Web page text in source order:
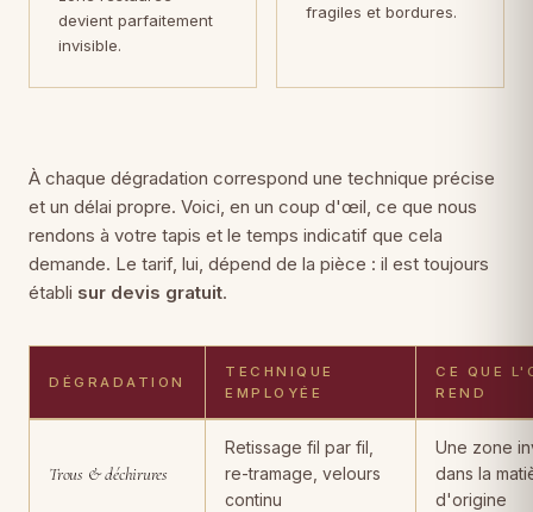
devient parfaitement
invisible.
fragiles et bordures.
À chaque dégradation correspond une technique précise
et un délai propre. Voici, en un coup d'œil, ce que nous
rendons à votre tapis et le temps indicatif que cela
demande. Le tarif, lui, dépend de la pièce : il est toujours
établi sur devis gratuit.
DÉGRADATION
TECHNIQUE
EMPLOYÉE
CE QUE
REND
Trous & déchirures
Retissage fil par fil,
re-tramage, velours
continu
Une zone
dans la
d'origine